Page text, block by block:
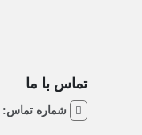
تماس با ما
شماره تماس: